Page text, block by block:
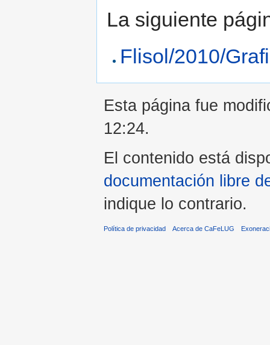
La siguiente
Flisol/2010/
Esta página fue
12:24.
El contenido está
documentación libre
indique lo contrario.
Política de privacidad Acerca de CaFeLUG